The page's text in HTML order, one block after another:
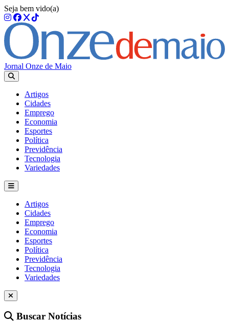
Seja bem vido(a)
Jornal Onze de Maio
Artigos
Cidades
Emprego
Economia
Esportes
Política
Previdência
Tecnologia
Variedades
Artigos
Cidades
Emprego
Economia
Esportes
Política
Previdência
Tecnologia
Variedades
Buscar Notícias